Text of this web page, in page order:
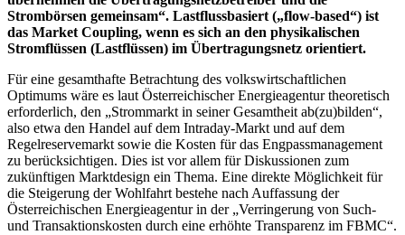
Strombörsen gemeinsam“. Lastflussbasiert („flow-based“) ist
das Market Coupling, wenn es sich an den physikalischen
Stromflüssen (Lastflüssen) im Übertragungsnetz orientiert.
Für eine gesamthafte Betrachtung des volkswirtschaftlichen
Optimums wäre es laut Österreichischer Energieagentur theoretisch
erforderlich, den „Strommarkt in seiner Gesamtheit ab(zu)bilden“,
also etwa den Handel auf dem Intraday-Markt und auf dem
Regelreservemarkt sowie die Kosten für das Engpassmanagement
zu berücksichtigen. Dies ist vor allem für Diskussionen zum
zukünftigen Marktdesign ein Thema. Eine direkte Möglichkeit für
die Steigerung der Wohlfahrt bestehe nach Auffassung der
Österreichischen Energieagentur in der „Verringerung von Such-
und Transaktionskosten durch eine erhöhte Transparenz im FBMC“.